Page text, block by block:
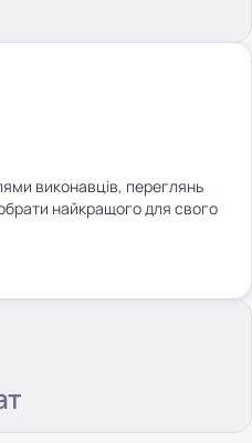
виконавців, переглянь
найкращого для свого